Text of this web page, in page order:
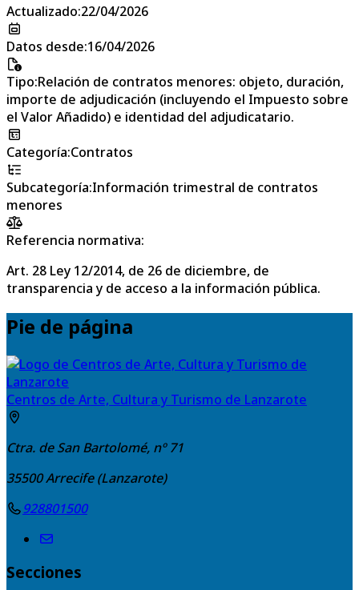
Actualizado:22/04/2026
Datos desde:16/04/2026
Tipo:Relación de contratos menores: objeto, duración,
importe de adjudicación (incluyendo el Impuesto sobre
el Valor Añadido) e identidad del adjudicatario.
Categoría:Contratos
Subcategoría:Información trimestral de contratos
menores
Referencia normativa:
Art. 28 Ley 12/2014, de 26 de diciembre, de
transparencia y de acceso a la información pública.
Pie de página
Centros de Arte, Cultura y Turismo de Lanzarote
Ctra. de San Bartolomé, nº 71
35500Arrecife (Lanzarote)
928801500
Secciones